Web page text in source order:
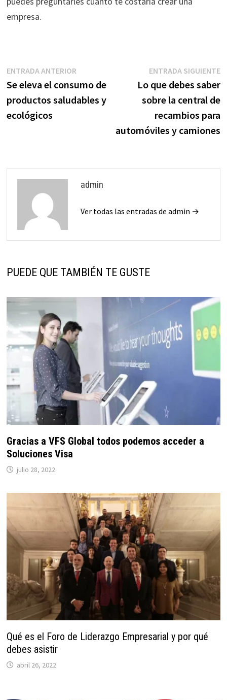
empresa.
Navegación
de
entradas
ENTRADA ANTERIOREntrada
anterior:
Se eleva el consumo de
productos saludables y
ecológicos
ENTRADA SIGUIENTE
Lo que debes saber
sobre la central de
recambios para
automóviles y camiones
admin
Ver todas las entradas de admin →
PUEDE QUE TAMBIÉN TE GUSTE
Gracias a VFS Global todos podemos acceder a
Soluciones Visa
julio 28, 2022
Qué es el Foro de Liderazgo Empresarial y por qué
debes asistir
abril 26, 2022